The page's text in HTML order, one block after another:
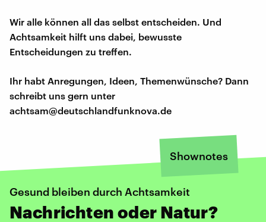
Wir alle können all das selbst entscheiden. Und
Achtsamkeit hilft uns dabei, bewusste
Entscheidungen zu treffen.
Ihr habt Anregungen, Ideen, Themenwünsche? Dann
schreibt uns gern unter
achtsam@deutschlandfunknova.de
Shownotes
Gesund bleiben durch Achtsamkeit
Nachrichten oder Natur?